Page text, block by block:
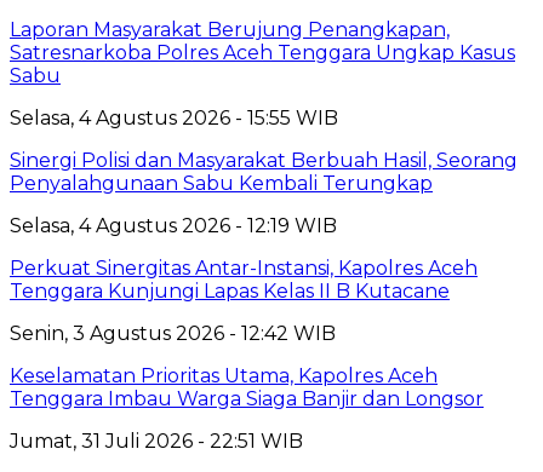
Laporan Masyarakat Berujung Penangkapan,
Satresnarkoba Polres Aceh Tenggara Ungkap Kasus
Sabu
Selasa, 4 Agustus 2026 - 15:55 WIB
Sinergi Polisi dan Masyarakat Berbuah Hasil, Seorang
Penyalahgunaan Sabu Kembali Terungkap
Selasa, 4 Agustus 2026 - 12:19 WIB
Perkuat Sinergitas Antar-Instansi, Kapolres Aceh
Tenggara Kunjungi Lapas Kelas II B Kutacane
Senin, 3 Agustus 2026 - 12:42 WIB
Keselamatan Prioritas Utama, Kapolres Aceh
Tenggara Imbau Warga Siaga Banjir dan Longsor
Jumat, 31 Juli 2026 - 22:51 WIB